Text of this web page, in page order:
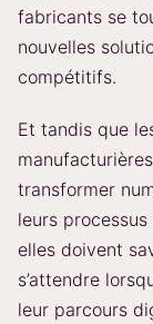
fabricants se
nouvelles
compétitifs.
Et tandis que
transformer
leurs
elles doivent
s’attendre
leur parcours